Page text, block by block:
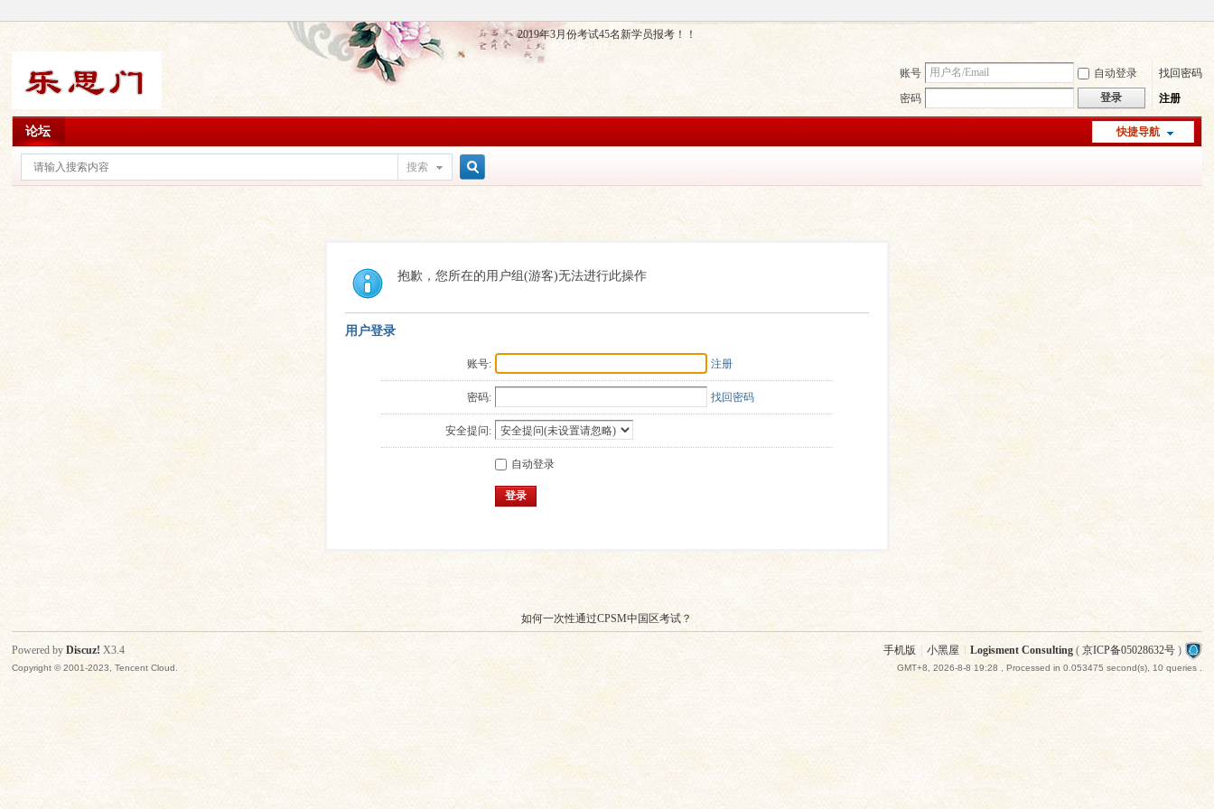
2019年3月份考试45名新学员报考！！
账号 自动登录
找回密码
密码
登录 注册
快捷导航
论坛
搜索
索
抱歉，您所在的用户组(游客)无法进行此操作
用户登录
账号: 注册
密码: 找回密码
安全提问:
自动登录
登录
如何一次性通过CPSM中国区考试？
手机版 小黑屋 Logisment Consulting( 京ICP备05028632号)
GMT+8, 2026-8-8 19:28 , Processed in 0.053475 second(s), 10 queries .
Powered byDiscuz! X3.4
Copyright © 2001-2023, Tencent Cloud.